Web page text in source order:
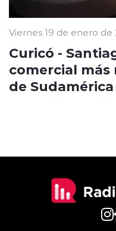
Viernes 19 de enero de
Curicó -
comercial
de Sudamérica